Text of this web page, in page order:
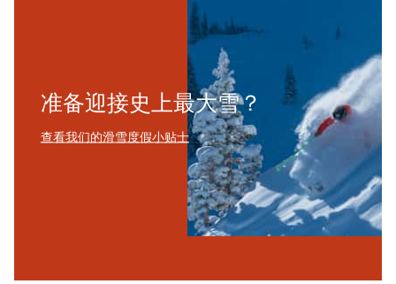
准备迎接史上最大雪？
查看我们的滑雪度假小贴士